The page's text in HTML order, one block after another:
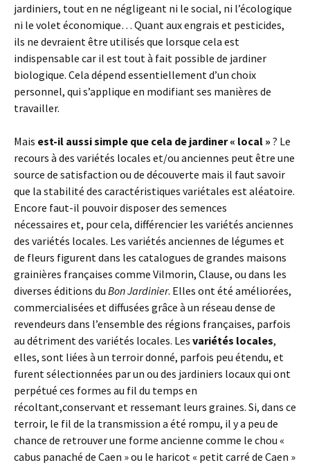
jardiniers, tout en ne négligeant ni le social, ni l’écologique
ni le volet économique… Quant aux engrais et pesticides,
ils ne devraient être utilisés que lorsque cela est
indispensable car il est tout à fait possible de jardiner
biologique. Cela dépend essentiellement d’un choix
personnel, qui s’applique en modifiant ses manières de
travailler.
Mais est-il aussi simple que cela de jardiner « local » ? Le
recours à des variétés locales et/ou anciennes peut être une
source de satisfaction ou de découverte mais il faut savoir
que la stabilité des caractéristiques variétales est aléatoire.
Encore faut-il pouvoir disposer des semences
nécessaires et, pour cela, différencier les variétés anciennes
des variétés locales. Les variétés anciennes de légumes et
de fleurs figurent dans les catalogues de grandes maisons
grainières françaises comme Vilmorin, Clause, ou dans les
diverses éditions du Bon Jardinier. Elles ont été améliorées,
commercialisées et diffusées grâce à un réseau dense de
revendeurs dans l’ensemble des régions françaises, parfois
au détriment des variétés locales. Les variétés locales,
elles, sont liées à un terroir donné, parfois peu étendu, et
furent sélectionnées par un ou des jardiniers locaux qui ont
perpétué ces formes au fil du temps en
récoltant,conservant et ressemant leurs graines. Si, dans ce
terroir, le fil de la transmission a été rompu, il y a peu de
chance de retrouver une forme ancienne comme le chou «
cabus panaché de Caen » ou le haricot « petit carré de Caen »